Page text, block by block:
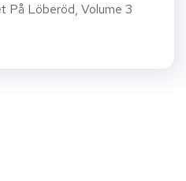
På Löberöd, Volume 3